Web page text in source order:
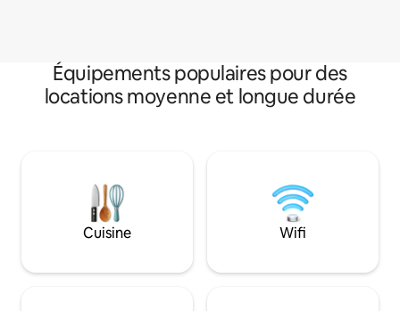
Équipements populaires pour des
locations moyenne et longue durée
Cuisine Wifi